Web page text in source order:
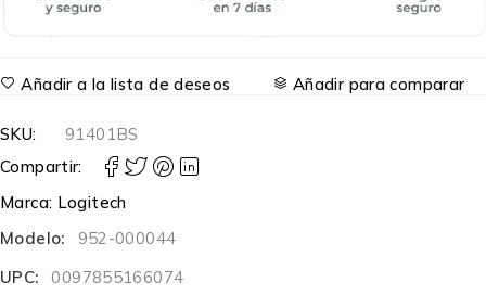
Añadir a la lista de deseos Añadir para comparar
SKU:
91401BS
Compartir:
Marca: Logitech
Modelo:
952-000044
UPC:
0097855166074